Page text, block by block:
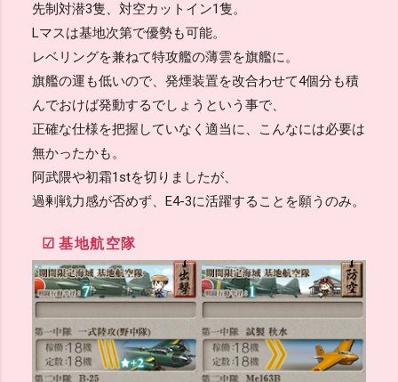
先制対潜3隻、対空カットイン1隻。
Lマスは基地次第で優勢も可能。
レベリングを兼ねて特攻艦の薄雲を旗艦に。
旗艦の運も低いので、発煙装置を改合わせて4個分も積
んでおけば発動するでしょうという事で、
正確な仕様を把握していなく適当に、こんなには必要は
無かったかも。
阿武隈や初霜1stを切りましたが、
過剰戦力感が否めず、E4-3に活躍することを願うのみ。
基地航空隊